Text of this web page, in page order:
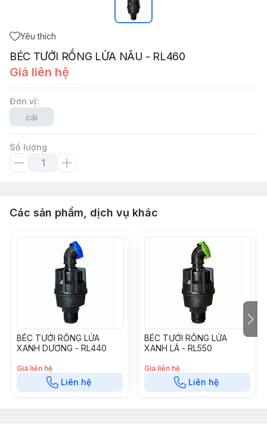
Yêu thích
BÉC TƯỚI RỒNG LỬA NÂU - RL460
Giá liên hệ
Đơn vị:
cái
Số lượng
Các sản phẩm, dịch vụ khác
BÉC TƯỚI RỒNG LỬA
XANH DƯƠNG - RL440
Giá liên hệ
Liên hệ
BÉC TƯỚI RỒNG LỬA
XANH LÁ - RL550
Giá liên hệ
Liên hệ